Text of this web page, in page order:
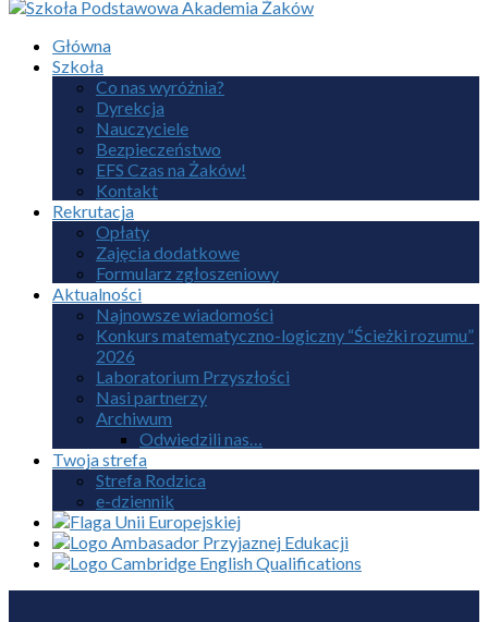
Główna
Szkoła
Co nas wyróżnia?
Dyrekcja
Nauczyciele
Bezpieczeństwo
EFS Czas na Żaków!
Kontakt
Rekrutacja
Opłaty
Zajęcia dodatkowe
Formularz zgłoszeniowy
Aktualności
Najnowsze wiadomości
Konkurs matematyczno-logiczny “Ścieżki rozumu”
2026
Laboratorium Przyszłości
Nasi partnerzy
Archiwum
Odwiedzili nas…
Twoja strefa
Strefa Rodzica
e-dziennik